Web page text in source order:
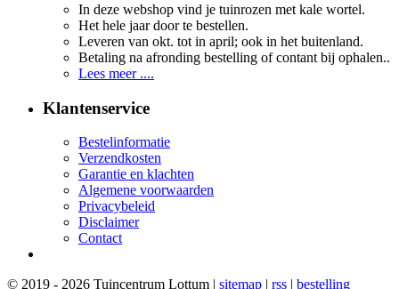
In deze webshop vind je tuinrozen met kale wortel.
Het hele jaar door te bestellen.
Leveren van okt. tot in april; ook in het buitenland.
Betaling na afronding bestelling of contant bij ophalen..
Lees meer ....
Klantenservice
Bestelinformatie
Verzendkosten
Garantie en klachten
Algemene voorwaarden
Privacybeleid
Disclaimer
Contact
© 2019 - 2026 Tuincentrum Lottum | sitemap | rss | bestelling